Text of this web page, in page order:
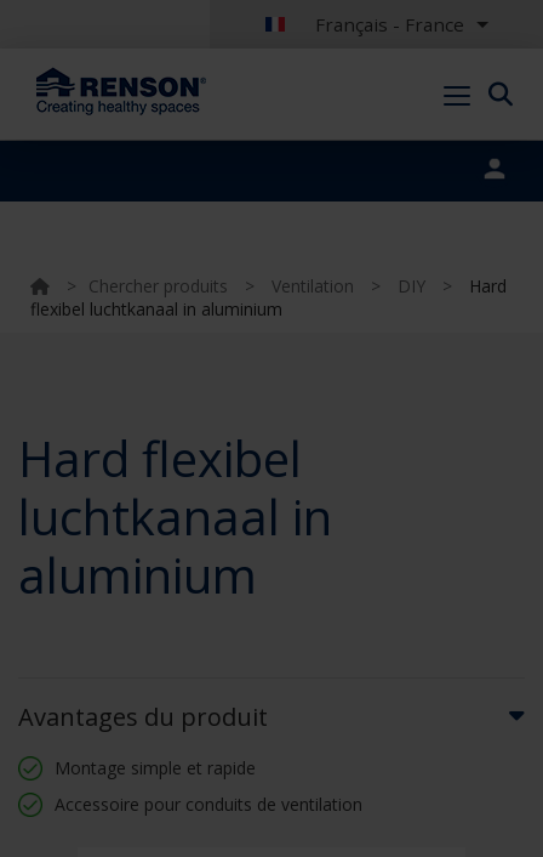
Français - France
> Chercher produits > Ventilation > DIY >
Hard
flexibel luchtkanaal in aluminium
Hard flexibel
luchtkanaal in
aluminium
Avantages du produit
Montage simple et rapide
Accessoire pour conduits de ventilation